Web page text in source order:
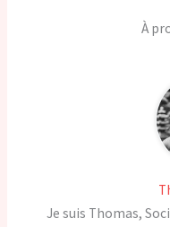
À
Je suis Thomas,